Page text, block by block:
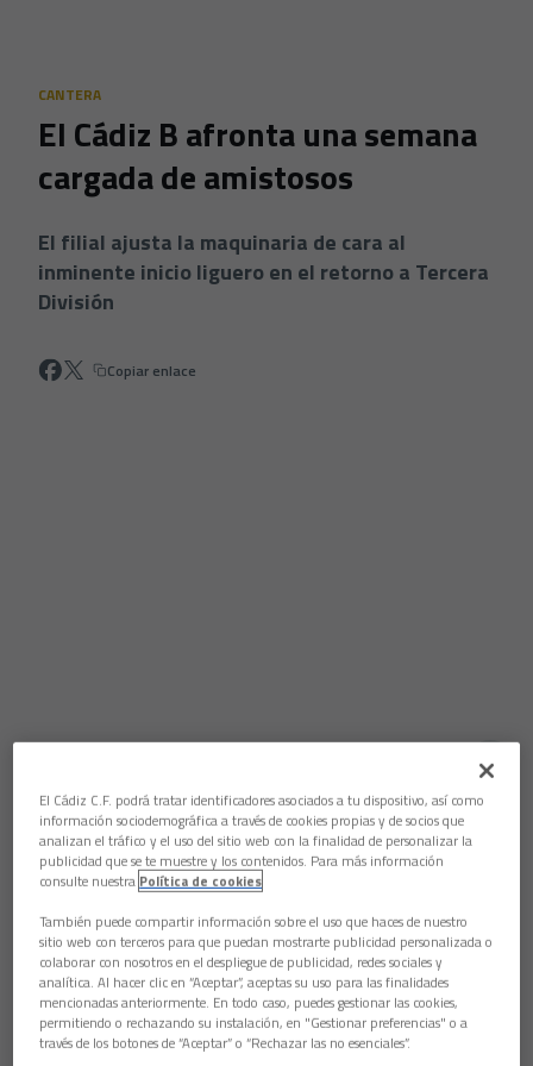
CANTERA
El Cádiz B afronta una semana
cargada de amistosos
El filial ajusta la maquinaria de cara al
inminente inicio liguero en el retorno a Tercera
División
Copiar enlace
El Cádiz CF B prosigue con su puesta a punto y afronta una
semana cargada de encuentros en la víspera del comienzo de
liguero en el esperado retorno a Tercera División.
: amistoso en Rota ante la
Jueves 17: amistoso enUtrera ante el conjunto local (20:30
Sábado 19: amistoso en Sanlucar ante elAtlético
Sanluqueño(21 horas).
El Cádiz C.F. podrá tratar identificadores asociados a tu dispositivo, así como
información sociodemográfica a través de cookies propias y de socios que
analizan el tráfico y el uso del sitio web con la finalidad de personalizar la
publicidad que se te muestre y los contenidos. Para más información
consulte nuestra Política de cookies
También puede compartir información sobre el uso que haces de nuestro
sitio web con terceros para que puedan mostrarte publicidad personalizada o
colaborar con nosotros en el despliegue de publicidad, redes sociales y
analítica. Al hacer clic en “Aceptar”, aceptas su uso para las finalidades
mencionadas anteriormente. En todo caso, puedes gestionar las cookies,
permitiendo o rechazando su instalación, en "Gestionar preferencias" o a
través de los botones de “Aceptar” o “Rechazar las no esenciales”.